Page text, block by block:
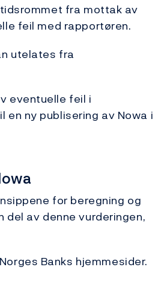
fra mottak av
feil med rapportøren.
utelates fra
eventuelle feil i
ny publisering av Nowa i
for beregning og
del av denne vurderingen,
Banks hjemmesider.